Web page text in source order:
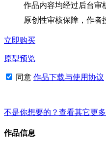
作品内容均经过后台审
原创性审核保障，作者
立即购买
原型预览
同意 作品下载与使用协议
不是你想要的？查看其它更
作品信息